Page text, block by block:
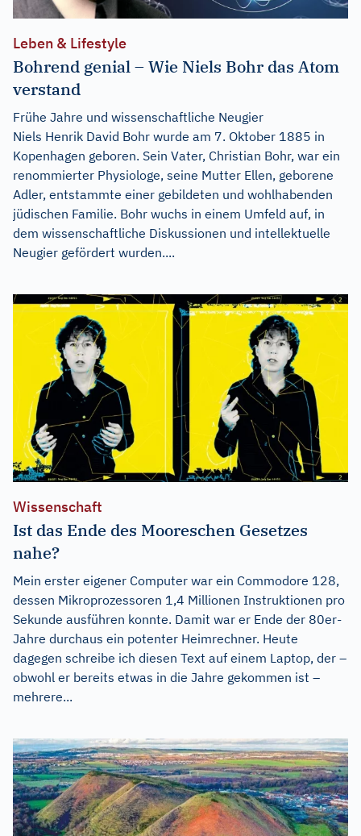
Leben & Lifestyle
Bohrend genial – Wie Niels Bohr das Atom
verstand
Frühe Jahre und wissenschaftliche Neugier
Niels Henrik David Bohr wurde am 7. Oktober 1885 in
Kopenhagen geboren. Sein Vater, Christian Bohr, war ein
renommierter Physiologe, seine Mutter Ellen, geborene
Adler, entstammte einer gebildeten und wohlhabenden
jüdischen Familie. Bohr wuchs in einem Umfeld auf, in
dem wissenschaftliche Diskussionen und intellektuelle
Neugier gefördert wurden....
Wissenschaft
Ist das Ende des Mooreschen Gesetzes
nahe?
Mein erster eigener Computer war ein Commodore 128,
dessen Mikroprozessoren 1,4 Millionen Instruktionen pro
Sekunde ausführen konnte. Damit war er Ende der 80er-
Jahre durchaus ein potenter Heimrechner. Heute
dagegen schreibe ich diesen Text auf einem Laptop, der –
obwohl er bereits etwas in die Jahre gekommen ist –
mehrere...